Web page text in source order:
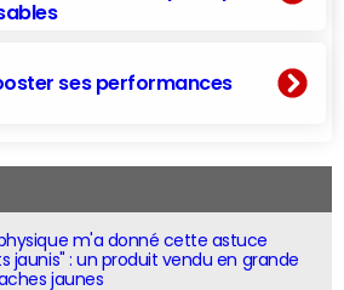
ses performances
m'a donné cette astuce
jaunis" : un produit vendu en grande
jaunes